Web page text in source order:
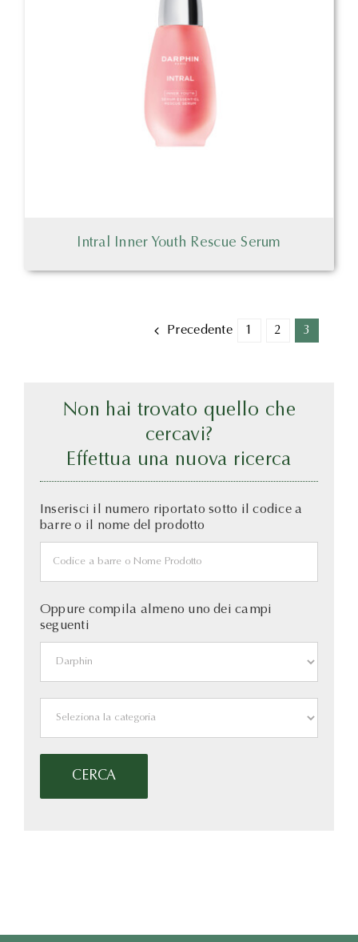
Intral Inner Youth Rescue Serum
Precedente 1 2 3
Non hai trovato quello che
cercavi?
Effettua una nuova ricerca
Inserisci il numero riportato sotto il codice a
barre o il nome del prodotto
Oppure compila almeno uno dei campi
seguenti